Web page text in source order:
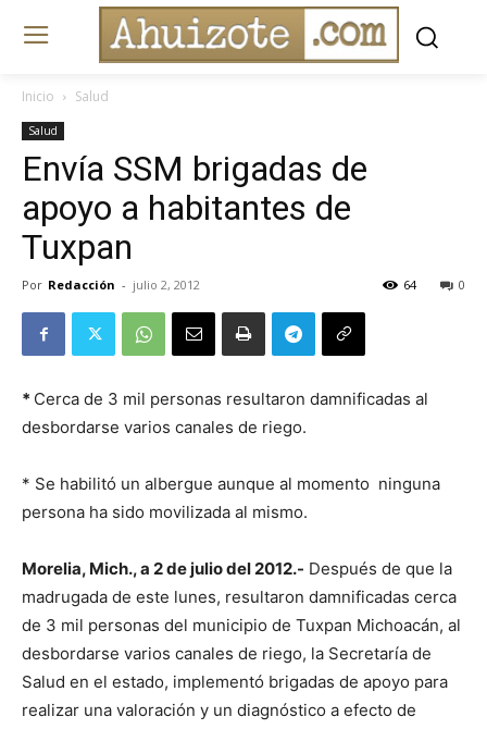
Inicio Salud
Salud
Envía SSM brigadas de
apoyo a habitantes de
Tuxpan
Por Redacción - julio 2, 2012 0
64
* Cerca de 3 mil personas resultaron damnificadas al
desbordarse varios canales de riego.
* Se habilitó un albergue aunque al momento ninguna
persona ha sido movilizada al mismo.
Morelia, Mich., a 2 de julio del 2012.- Después de que la
madrugada de este lunes, resultaron damnificadas cerca
de 3 mil personas del municipio de Tuxpan Michoacán, al
desbordarse varios canales de riego, la Secretaría de
Salud en el estado, implementó brigadas de apoyo para
realizar una valoración y un diagnóstico a efecto de